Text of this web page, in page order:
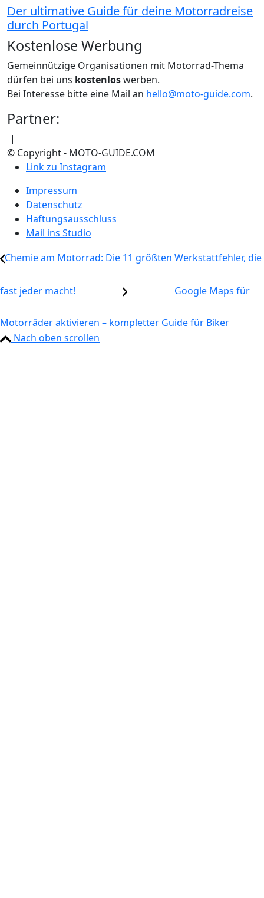
Der ultimative Guide für deine Motorradreise
durch Portugal
Kostenlose Werbung
Gemeinnützige Organisationen mit Motorrad-Thema
dürfen bei uns kostenloswerben.
Bei Interesse bitte eine Mail an hello@moto-guide.com.
Partner:
|
© Copyright - MOTO-GUIDE.COM
Link zu Instagram
Impressum
Datenschutz
Haftungsausschluss
Mail ins Studio
Chemie am Motorrad: Die 11 größten Werkstattfehler, die
fast jeder macht! Google Maps für
Motorräder aktivieren – kompletter Guide für Biker
Nach oben scrollen